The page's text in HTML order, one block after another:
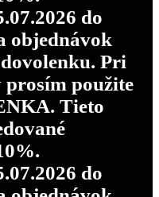
do
objednávok
Pri
prosím použite
Tieto
do